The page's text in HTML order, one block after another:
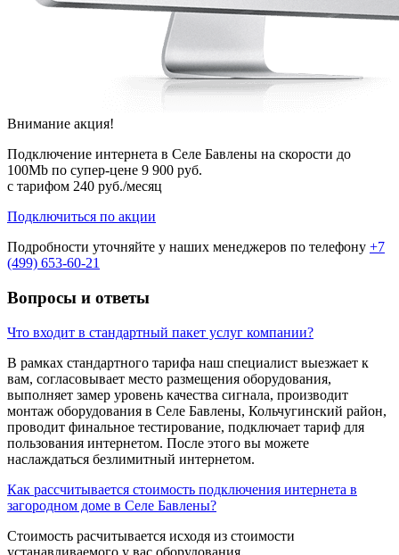
Внимание акция!
Подключение интернета в Селе Бавлены на скорости до
100Mb по супер-цене 9 900 руб.
с тарифом 240 руб./месяц
Подключиться по акции
Подробности уточняйте у наших менеджеров по телефону +7
(499) 653-60-21
Вопросы и ответы
Что входит в стандартный пакет услуг компании?
В рамках стандартного тарифа наш специалист выезжает к
вам, согласовывает место размещения оборудования,
выполняет замер уровень качества сигнала, производит
монтаж оборудования в Селе Бавлены, Кольчугинский район,
проводит финальное тестирование, подключает тариф для
пользования интернетом. После этого вы можете
наслаждаться безлимитный интернетом.
Как рассчитывается стоимость подключения интернета в
загородном доме в Селе Бавлены?
Стоимость расчитывается исходя из стоимости
устанавливаемого у вас оборудования.